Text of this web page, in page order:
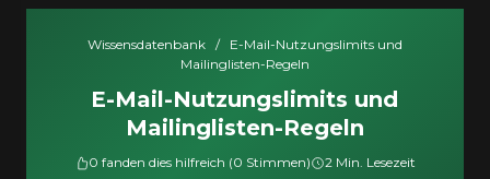
Wissensdatenbank /
E-Mail-Nutzungslimits und
Mailinglisten-Regeln
E-Mail-Nutzungslimits und
Mailinglisten-Regeln
0 fanden dies hilfreich (0 Stimmen) 2 Min. Lesezeit